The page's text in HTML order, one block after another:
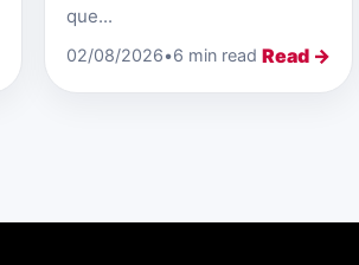
que...
02/08/2026•6 min read Read →